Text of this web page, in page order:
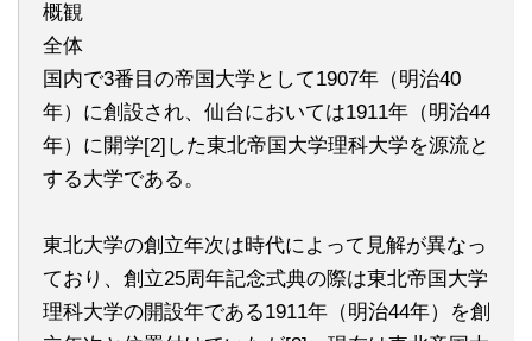
概観
全体
国内で3番目の帝国大学として1907年（明治40
年）に創設され、仙台においては1911年（明治44
年）に開学[2]した東北帝国大学理科大学を源流と
する大学である。
東北大学の創立年次は時代によって見解が異なっ
ており、創立25周年記念式典の際は東北帝国大学
理科大学の開設年である1911年（明治44年）を創